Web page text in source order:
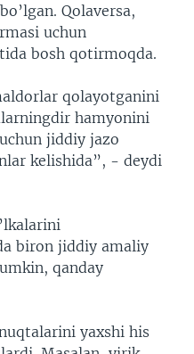
Qolaversa,
uchun
bosh qotirmoqda.
qolayotganini
hamyonini
jiddiy jazo
kelishida”, - deydi
biron jiddiy amaliy
qanday
yaxshi his